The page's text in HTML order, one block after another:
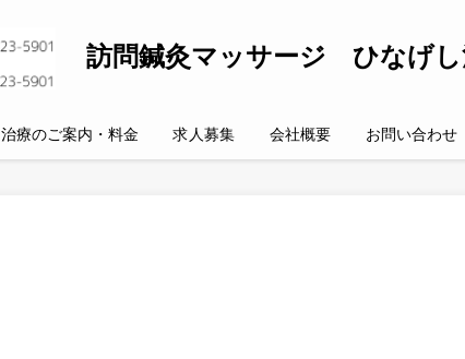
訪問鍼灸マッサージ ひなげし
治療のご案内・料金 求人募集 会社概要 お問い合わせ